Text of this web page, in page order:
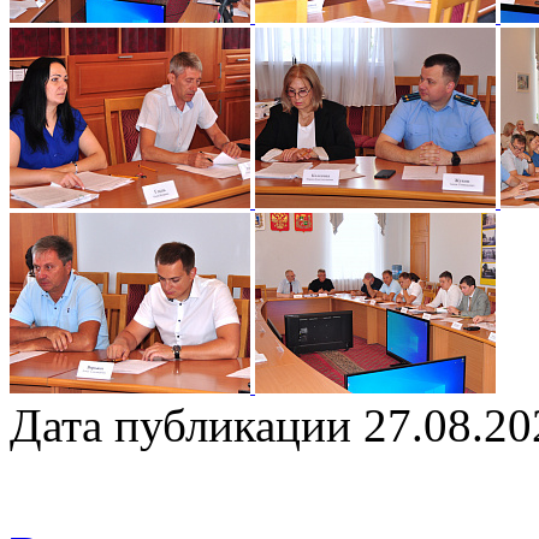
Дата публикации